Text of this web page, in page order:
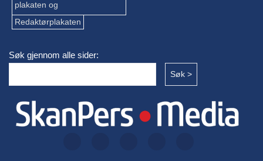
plakaten og
Redaktørplakaten
Søk gjennom alle sider: